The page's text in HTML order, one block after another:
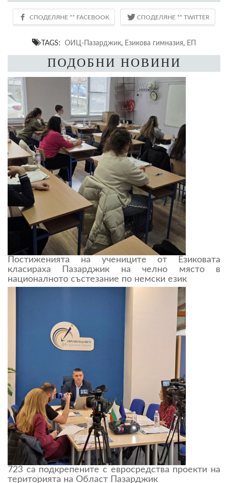
TAGS: ОИЦ-Пазарджик, Езикова гимназия, ЕП
ПОДОБНИ НОВИНИ
Постиженията на учениците от Езиковата
класираха Пазарджик на челно място в
националното състезание по немски език
723 са подкрепените с евросредства проекти на
територията на Област Пазарджик